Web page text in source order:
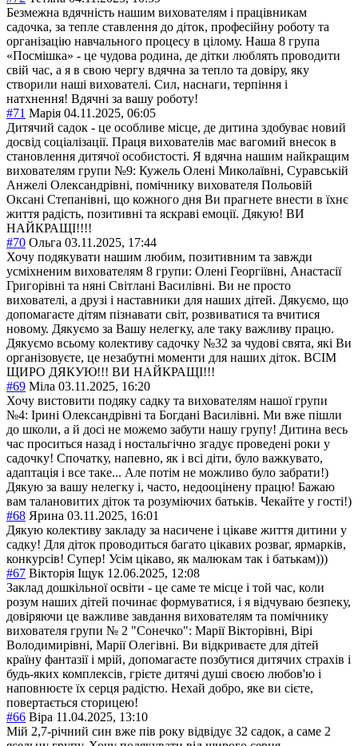
Безмежна вдячність нашим вихователям і працівникам
садочка, за тепле ставлення до діток, професійну роботу та
організацію навчального процесу в цілому. Наша 8 група
«Посмішка» - це чудова родина, де дітки люблять проводити
свій час, а я в свою чергу вдячна за тепло та довіру, яку
створили наші вихователі. Сил, наснаги, терпіння і
натхнення! Вдячні за вашу роботу!
#71 Марія 04.11.2025, 06:05
Дитячий садок - це особливе місце, де дитина здобуває новий
досвід соціалізації. Праця вихователів має вагомий внесок в
становлення дитячої особистості. Я вдячна нашим найкращим
вихователям групи №9: Кужель Олені Миколаївні, Суравській
Анжелі Олександрівні, помічнику вихователя Польовій
Оксані Степанівні, що кожного дня Ви прагнете внести в їхнє
життя радість, позитивні та яскраві емоції. Дякую! ВИ
НАЙКРАЩІ!!!!
#70 Ольга 03.11.2025, 17:44
Хочу подякувати нашим любим, позитивним та завжди
усміхненим вихователям 8 групи: Олені Георгіївні, Анастасії
Григорівні та няні Світлані Василівні. Ви не просто
вихователі, а друзі і наставники для наших дітей. Дякуємо, що
допомагаєте дітям пізнавати світ, розвиватися та вчитися
новому. Дякуємо за Вашу нелегку, але таку важливу працю.
Дякуємо всьому колективу садочку №32 за чудові свята, які Ви
організовуєте, це незабутні моменти для наших діток. ВСІМ
ЩИРО ДЯКУЮ!!! ВИ НАЙКРАЩІ!!!
#69 Міла 03.11.2025, 16:20
Хочу вистовити подяку садку та вихователям нашої групи
№4: Ірині Олександрівні та Богдані Василівні. Ми вже пішли
до школи, а й досі не можемо забути нашу групу! Дитина весь
час проситься назад і ностальгічно згадує проведені роки у
садочку! Спочатку, напевно, як і всі діти, було важкувато,
адаптація і все таке... Але потім не можливо було забрати!)
Дякую за вашу нелегку і, часто, недооцінену працю! Бажаю
вам талановитих діток та розуміючих батьків. Чекайте у гості!)
#68 Ярина 03.11.2025, 16:01
Дякую колективу закладу за насичене і цікаве життя дитини у
садку! Для діток проводиться багато цікавих розваг, ярмарків,
конкурсів! Супер! Усім цікаво, як малюкам так і батькам)))
#67 Вікторія Іщук 12.06.2025, 12:08
Заклад дошкільної освіти - це саме те місце і той час, коли
розум наших дітей починає формуватися, і я відчуваю безпеку,
довіряючи це важливе завдання вихователям та помічнику
вихователя групи № 2 "Сонечко": Марії Вікторівні, Вірі
Володимирівні, Марії Олегівні. Ви відкриваєте для дітей
країну фантазії і мрій, допомагаєте позбутися дитячих страхів і
будь-яких комплексів, грієте дитячі душі своєю любов'ю і
наповнюєте їх серця радістю. Нехай добро, яке ви сієте,
повертається сторицею!
#66 Віра 11.04.2025, 13:10
Мій 2,7-річний син вже пів року відвідує 32 садок, а саме 2